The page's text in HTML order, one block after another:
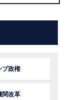
プ政権
関改革